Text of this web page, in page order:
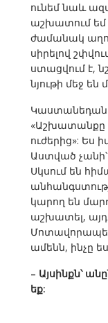
ունեմ նաև
աշխատում եմ
ժամանակ
սիրելով
ստացվում է,
նյութի մեջ են
Կաստանեդան
«Աշխատանքը
ուժերից»: Ես
Աստված
Սկսում են
կարող են
աշխատել, այդ
Մոտավորապես
ամենն, ինչը
– Այսինքն՝
եք: